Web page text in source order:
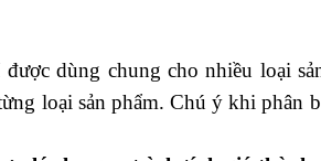
dùng chung cho nhiều loại
loại sản phẩm. Chú ý khi phân